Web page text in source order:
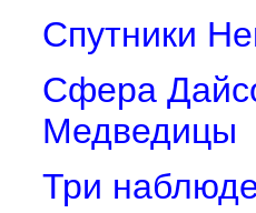
Спутники
Сфера
Медведицы
Три